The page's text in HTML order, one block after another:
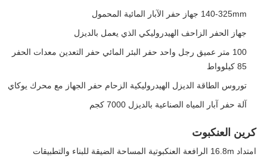
140-325mm جهاز حفر الآبار المائية المحمول
جهاز الحفر الزاحف الهيدروليكي الذي يعمل بالديزل
100 متر عميق رجل واحد حفر البئر المائي حفر التعدين معدات الحفر
85 كيلوواط
توروس الطاقة الديزل الهيدروليكية الزحام حفر الجهاز مع محرك يوكاي
آلة حفر آبار المياه الصناعية بالديزل 7000 كجم
كرين العنكبوت
امتداد 16.8m الرافعة العنكبوتية المساحة الضيقة للبناء والتطبيقات